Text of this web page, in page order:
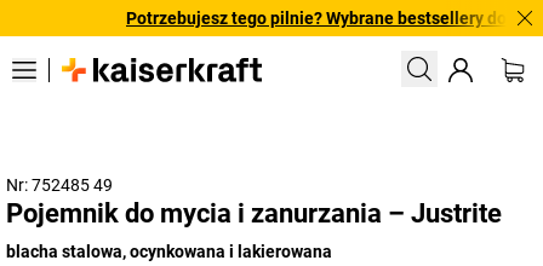
Potrzebujesz tego pilnie? Wybrane bestsellery
Nr: 752485 49
Pojemnik do mycia i zanurzania – Justrite
blacha stalowa, ocynkowana i lakierowana